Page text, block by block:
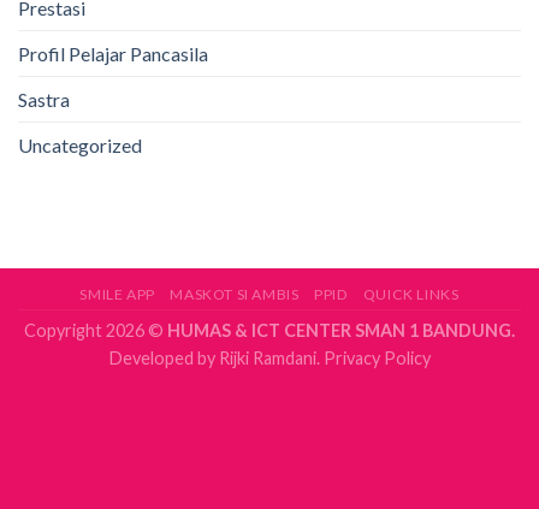
Prestasi
Profil Pelajar Pancasila
Sastra
Uncategorized
SMILE APP MASKOT SI AMBIS PPID QUICK LINKS
Copyright 2026 © HUMAS & ICT CENTER SMAN 1 BANDUNG.
Developed byRijki Ramdani.Privacy Policy